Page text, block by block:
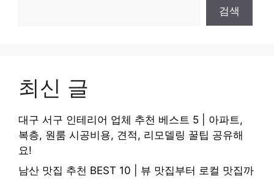
검색
최신 글
대구 서구 인테리어 업체 추천 베스트 5 | 아파트,
복층, 원룸 시공비용, 견적, 리모델링 꿀팁 공유해
요!
남산 맛집 추천 BEST 10 | 뷰 맛집부터 로컬 맛집까